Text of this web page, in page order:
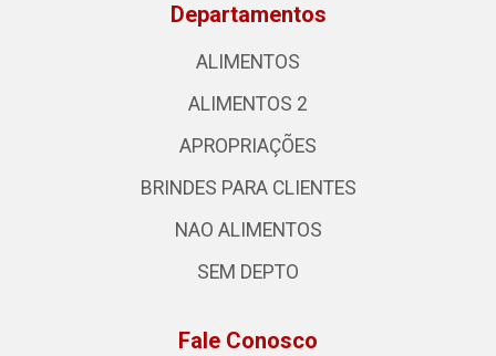
Departamentos
ALIMENTOS
ALIMENTOS 2
APROPRIAÇÕES
BRINDES PARA CLIENTES
NAO ALIMENTOS
SEM DEPTO
Fale Conosco